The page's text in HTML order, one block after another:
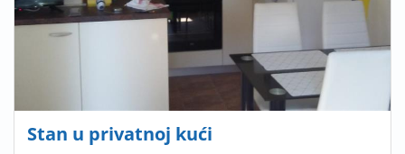
Stan u privatnoj kući